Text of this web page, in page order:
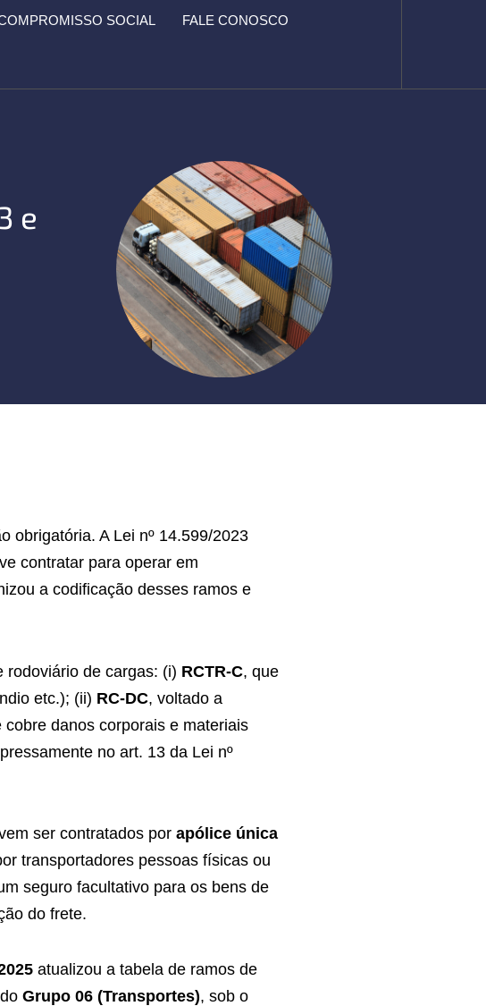
SOCIAL FALE CONOSCO
e
obrigatória. A Lei nº 14.599/2023
contratar para operar em
a codificação desses ramos e
rodoviário de cargas: (i) RCTR-C, que
etc.); (ii) RC-DC, voltado a
cobre danos corporais e materiais
no art. 13 da Lei nº
ser contratados por apólice única
transportadores pessoas físicas ou
seguro facultativo para os bens de
do frete.
atualizou a tabela de ramos de
Grupo 06 (Transportes), sob o